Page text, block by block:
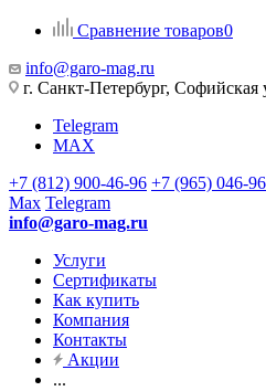
Сравнение товаров0
info@garo-mag.ru
г. Санкт-Петербург, Софийская
Telegram
MAX
+7 (812) 900-46-96 +7 (965) 046-
Max Telegram
info@garo-mag.ru
Услуги
Сертификаты
Как купить
Компания
Контакты
Акции
...